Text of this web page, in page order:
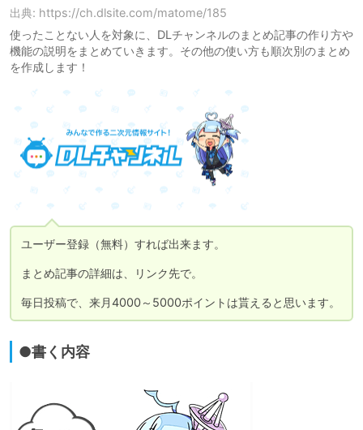
出典: https://ch.dlsite.com/matome/185
使ったことない人を対象に、DLチャンネルのまとめ記事の作り方や
機能の説明をまとめていきます。その他の使い方も順次別のまとめ
を作成します！
ユーザー登録（無料）すれば出来ます。
まとめ記事の詳細は、リンク先で。
毎日投稿で、来月4000～5000ポイントは貰えると思います。
●書く内容